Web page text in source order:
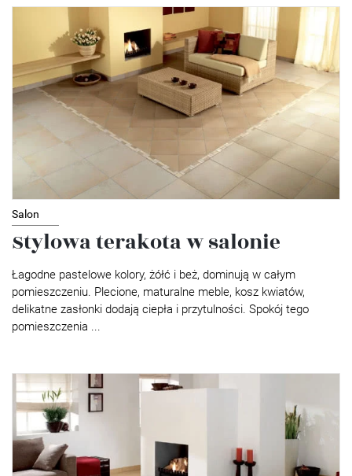
Salon
Stylowa terakota w salonie
Łagodne pastelowe kolory, żółć i beż, dominują w całym
pomieszczeniu. Plecione, maturalne meble, kosz kwiatów,
delikatne zasłonki dodają ciepła i przytulności. Spokój tego
pomieszczenia ...